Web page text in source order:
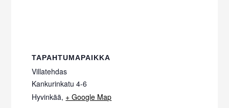
TAPAHTUMAPAIKKA
Villatehdas
Kankurinkatu 4-6
Hyvinkää, + Google Map